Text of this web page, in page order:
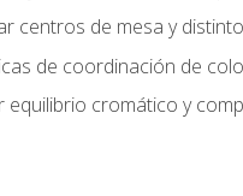
centros de mesa y
de coordinación de
equilibrio cromático y